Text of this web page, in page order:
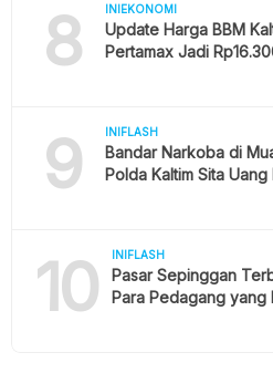
8 INIEKONOMI
Update Harga BBM
Pertamax Jadi
9 INIFLASH
Bandar Narkoba di
Polda Kaltim Sita
10 INIFLASH
Pasar Sepinggan
Para Pedagang yang